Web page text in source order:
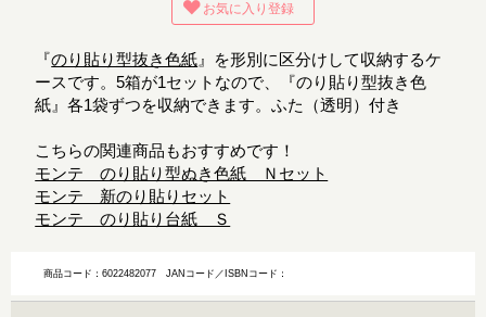
お気に入り登録
『のり貼り型抜き色紙 』を形別に区分けして収納するケ
ースです。5箱が1セットなので、『のり貼り型抜き色
紙』各1袋ずつを収納できます。ふた（透明）付き
こちらの関連商品もおすすめです！
モンテ のり貼り型ぬき色紙 Ｎセット
モンテ 新のり貼りセット
モンテ のり貼り台紙 Ｓ
商品コード：6022482077JANコード／ISBNコード：